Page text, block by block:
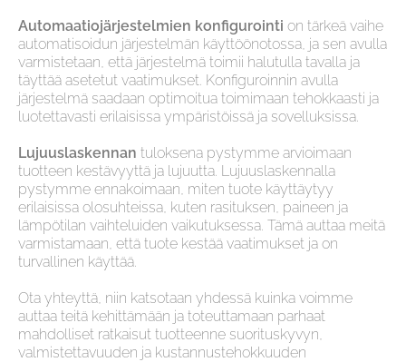
Automaatiojärjestelmien konfigurointi on tärkeä vaihe
automatisoidun järjestelmän käyttöönotossa, ja sen avulla
varmistetaan, että järjestelmä toimii halutulla tavalla ja
täyttää asetetut vaatimukset. Konfiguroinnin avulla
järjestelmä saadaan optimoitua toimimaan tehokkaasti ja
luotettavasti erilaisissa ympäristöissä ja sovelluksissa.
Lujuuslaskennan tuloksena pystymme arvioimaan
tuotteen kestävyyttä ja lujuutta. Lujuuslaskennalla
pystymme ennakoimaan, miten tuote käyttäytyy
erilaisissa olosuhteissa, kuten rasituksen, paineen ja
lämpötilan vaihteluiden vaikutuksessa. Tämä auttaa meitä
varmistamaan, että tuote kestää vaatimukset ja on
turvallinen käyttää.
Ota yhteyttä, niin katsotaan yhdessä kuinka voimme
auttaa teitä kehittämään ja toteuttamaan parhaat
mahdolliset ratkaisut tuotteenne suorituskyvyn,
valmistettavuuden ja kustannustehokkuuden